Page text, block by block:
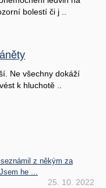
bolestí či j ..
Ne všechny dokáží
k hluchotě ..
z někým za
he ...
25. 10. 2022